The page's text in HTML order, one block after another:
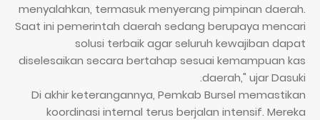
menyalahkan, termasuk menyerang pimpinan daerah.
Saat ini pemerintah daerah sedang berupaya mencari
solusi terbaik agar seluruh kewajiban dapat
diselesaikan secara bertahap sesuai kemampuan kas
daerah," ujar Dasuki.
Di akhir keterangannya, Pemkab Bursel memastikan
koordinasi internal terus berjalan intensif. Mereka